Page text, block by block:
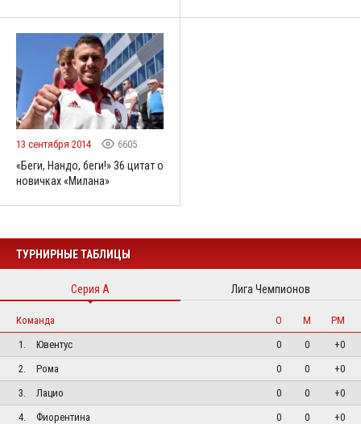
13 сентября 2014 6605
«Беги, Нандо, беги!» 36 цитат о
новичках «Милана»
ТУРНИРНЫЕ ТАБЛИЦЫ
Серия А Лига Чемпионов
Команда О М
РМ
1.
Ювентус 0 0
+0
2.
Рома 0 0
+0
3.
Лацио 0 0
+0
4.
Фиорентина 0 0
+0